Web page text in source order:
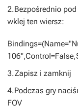
2.Bezpośrednio
wklej ten wiersz:
3.Zapisz i zamknij
4.Podczas gry
FOV